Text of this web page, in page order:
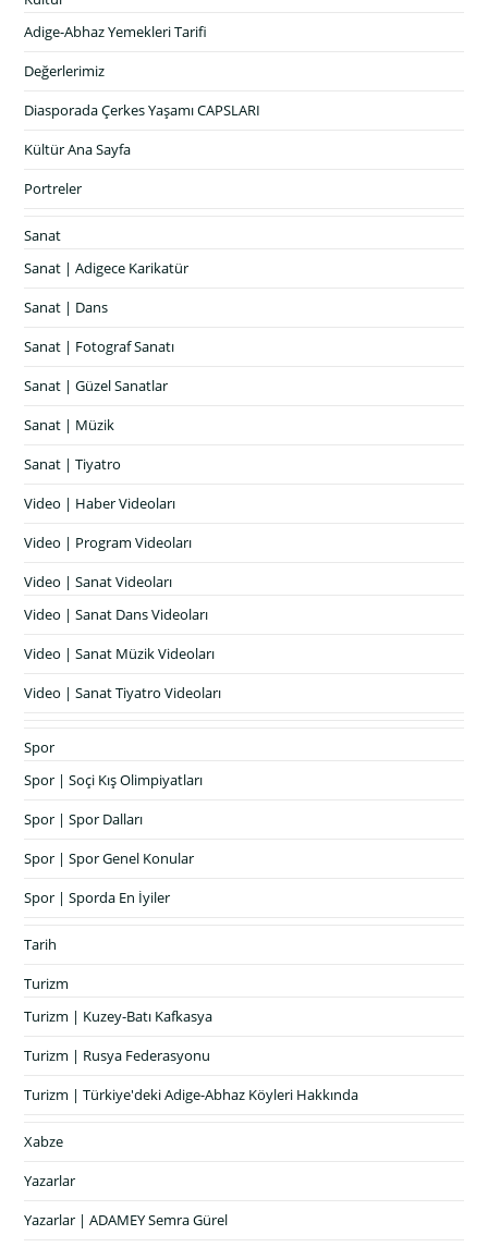
Adige-Abhaz Yemekleri Tarifi
Değerlerimiz
Diasporada Çerkes Yaşamı CAPSLARI
Kültür Ana Sayfa
Portreler
Sanat
Sanat | Adigece Karikatür
Sanat | Dans
Sanat | Fotograf Sanatı
Sanat | Güzel Sanatlar
Sanat | Müzik
Sanat | Tiyatro
Video | Haber Videoları
Video | Program Videoları
Video | Sanat Videoları
Video | Sanat Dans Videoları
Video | Sanat Müzik Videoları
Video | Sanat Tiyatro Videoları
Spor
Spor | Soçi Kış Olimpiyatları
Spor | Spor Dalları
Spor | Spor Genel Konular
Spor | Sporda En İyiler
Tarih
Turizm
Turizm | Kuzey-Batı Kafkasya
Turizm | Rusya Federasyonu
Turizm | Türkiye'deki Adige-Abhaz Köyleri Hakkında
Xabze
Yazarlar
Yazarlar | ADAMEY Semra Gürel